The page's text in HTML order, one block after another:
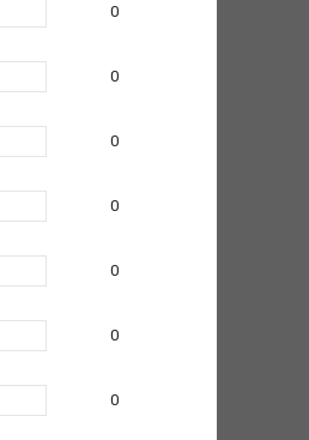
0
0
0
0
0
0
0